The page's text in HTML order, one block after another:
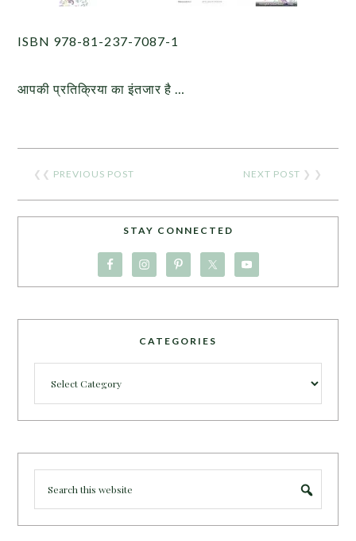
ISBN 978-81-237-7087-1
आपकी प्रतिक्रिया का इंतजार है …
❮❮ PREVIOUS POST NEXT POST ❯ ❯
STAY CONNECTED
CATEGORIES